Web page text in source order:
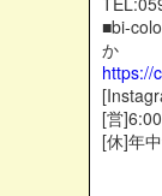
■bi-
か
https://
[営
[休]年